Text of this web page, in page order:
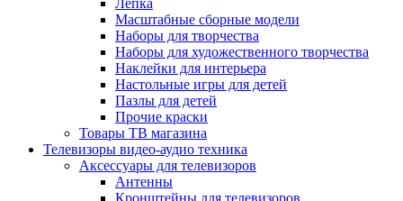
Лепка
Масштабные сборные модели
Наборы для творчества
Наборы для художественного творчества
Наклейки для интерьера
Настольные игры для детей
Пазлы для детей
Прочие краски
Товары ТВ магазина
Телевизоры видео-аудио техника
Аксессуары для телевизоров
Антенны
Кронштейны для телевизоров